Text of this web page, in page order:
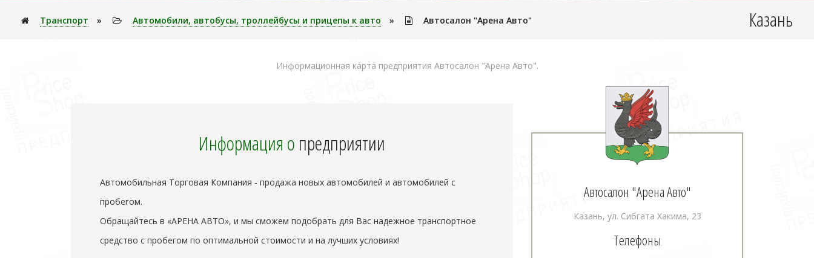
Транспорт » Автомобили, автобусы, троллейбусы и прицепы к авто » Автосалон "Арена Авто" Казань
Информационная карта предприятия Автосалон "Арена Авто".
Информация о предприятии
Автомобильная Торговая Компания - продажа новых автомобилей и автомобилей с
пробегом.
Обращайтесь в «АРЕНА АВТО», и мы сможем подобрать для Вас надежное транспортное
средство с пробегом по оптимальной стоимости и на лучших условиях!
Автосалон "Арена Авто"
Казань, ул. Сибгата Хакима, 23
Телефоны